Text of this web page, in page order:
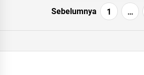
Navigasi
Sebelumnya 1 …